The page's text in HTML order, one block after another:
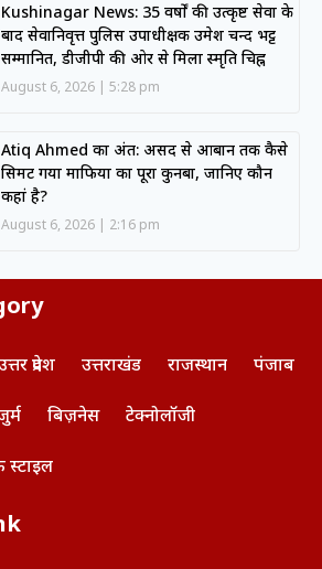
Kushinagar News: 35 वर्षों की उत्कृष्ट सेवा के
बाद सेवानिवृत्त पुलिस उपाधीक्षक उमेश चन्द भट्ट
सम्मानित, डीजीपी की ओर से मिला स्मृति चिह्न
August 6, 2026 5:28 pm
Atiq Ahmed का अंत: असद से आबान तक कैसे
सिमट गया माफिया का पूरा कुनबा, जानिए कौन
कहां है?
August 6, 2026 2:16 pm
प्रदेश उत्तराखंड राजस्थान पंजाब
बिज़नेस टेक्नोलॉजी
स्टाइल